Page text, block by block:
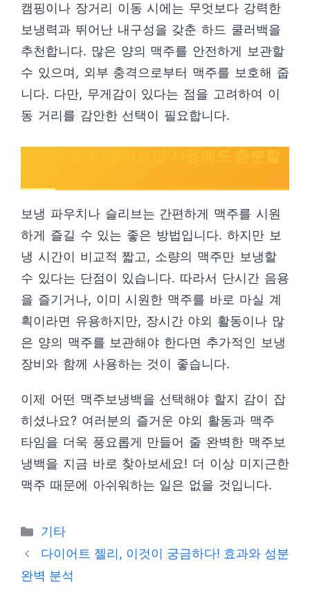
캠핑이나 장거리 이동 시에는 무엇보다 강력한
보냉력과 뛰어난 내구성을 갖춘 하드 쿨러백을
추천합니다. 많은 양의 맥주를 안전하게 보관할
수 있으며, 외부 충격으로부터 맥주를 보호해 줍
니다. 다만, 무게감이 있다는 점을 고려하여 이
동 거리를 감안한 선택이 필요합니다.
보냉 파우치나 슬리브는 간편하게 맥주를 시원
하게 즐길 수 있는 좋은 방법입니다. 하지만 보
냉 시간이 비교적 짧고, 소량의 맥주만 보냉할
수 있다는 단점이 있습니다. 따라서 단시간 음용
을 즐기거나, 이미 시원한 맥주를 바로 마실 계
획이라면 유용하지만, 장시간 야외 활동이나 많
은 양의 맥주를 보관해야 한다면 추가적인 보냉
장비와 함께 사용하는 것이 좋습니다.
이제 어떤 맥주보냉백을 선택해야 할지 감이 잡
히셨나요? 여러분의 즐거운 야외 활동과 맥주
타임을 더욱 풍요롭게 만들어 줄 완벽한 맥주보
냉백을 지금 바로 찾아보세요! 더 이상 미지근한
맥주 때문에 아쉬워하는 일은 없을 것입니다.
Categories
기타
다이어트 젤리, 이것이 궁금하다! 효과와 성분
완벽 분석